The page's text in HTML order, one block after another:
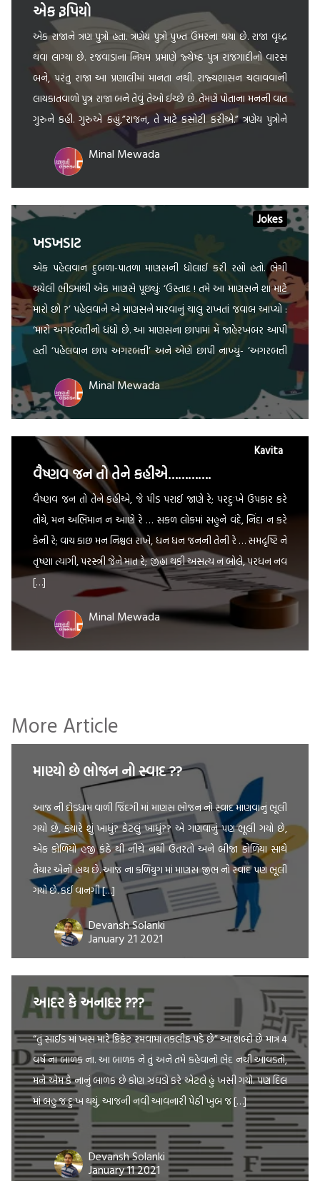
એક રૂપિયો
એક રાજાને ત્રણ પુત્રો હતા. ત્રણેય પુત્રો પુખ્ત ઉંમરના થયા છે. રાજા વૃધ્દ્ર
થવા લાગ્યા છે. રજવાડાના નિયમ પ્રમાણે જ્યેષ્ઠ પુત્ર રાજગાદીનો વારસ
બને, પરંતુ રાજા આ પ્રણાલીમાં માનતા નથી. રાજ્યશાસન ચલાવવાની
લાયકાતવાળો પુત્ર રાજા બને તેવું તેઓ ઈચ્છે છે. તેમણે પોતાના મનની વાત
ગુરુને કહી. ગુરુએ કહ્યું,”રાજન, તે માટે કસોટી કરીએ.” ત્રણેય પુત્રોને
બોલાવવામાં આવ્યા.ત્રણેયને એક એક રૂપિયો આપવામાં આવ્યો અને
કહેવામાં આવ્યું […]Minal Mewada
Jokes
ખડખડાટ
એક પહેલવાન દુબળા-પાતળા માણસની ધોલાઈ કરી રહ્યો હતો. ભેગી
થયેલી ભીડમાંથી એક માણસે પૂછ્યું: ‘ઉસ્તાદ ! તમે આ માણસને શા માટે
મારો છો ?’ પહેલવાને એ માણસને મારવાનું ચાલુ રાખતાં જવાબ આપ્યો :
‘મારો અગરબત્તીનો ધંધો છે. આ માણસના છાપામાં મેં જાહેરખબર આપી
હતી ‘પહેલવાન છાપ અગરબત્તી’ અને એણે છાપી નાખ્યું- ‘અગરબત્તી
Minal Mewada
Kavita
વૈષ્ણવ જન તો તેને કહીએ………….
વૈષ્ણવ જન તો તેને કહીએ, જે પીડ પરાઈ જાણે રે; પરદુઃખે ઉપકાર કરે
તોયે, મન અભિમાન ન આણે રે … સકળ લોકમાં સહુને વંદે, નિંદા ન કરે
કેની રે; વાચ કાછ મન નિશ્ચલ રાખે, ધન ધન જનની તેની રે … સમદૃષ્ટિ ને
તૃષ્ણા ત્યાગી, પરસ્ત્રી જેને માત રે; જીહ્વા થકી અસત્ય ન બોલે, પરધન નવ
[…]
Minal Mewada
More Article
માણ્યો છે ભોજન નો સ્વાદ ??
આજ ની દોડધામ વાળી જિંદગી માં માણસ ભોજન નો સ્વાદ માણવાનું ભૂલી
ગયો છે, ક્યારે શું ખાધું? કેટલું ખાધું?? એ ગણવાનું પણ ભૂલી ગયો છે,
એક કોળિયો હજી કંઠે થી નીચે નથી ઉતરતો અને બીજા કોળિયા સાથે
તૈયાર એનો હાથ છે. આજ ના કળિયુગ માં માણસ જીભ નો સ્વાદ પણ ભૂલી
ગયો છે. કઈ વાનગી […]
Devansh Solanki
January 21 2021
આદર કે અનાદર ???
“તું સાઈડ માં ખસ મારે ક્રિકેટ રમવામાં તકલીફ પડે છે” આ શબ્દો છે માત્ર 4
વર્ષ ના બાળક ના. આ બાળક ને તું અને તમે કહેવાનો ભેદ નથી આવડતો,
મને એમ કે નાનું બાળક છે કોણ ઝઘડો કરે એટલે હું ખસી ગયો. પણ દિલ
માં બહુ જ દુઃખ થયું, આજની નવી આવનારી પેઠી ખુબ જ […]
Devansh Solanki
January 11 2021